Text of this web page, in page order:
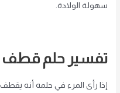
سهولة الولادة.
تفسير حلم قطف
إذا رأى المرء في حلمه أنه